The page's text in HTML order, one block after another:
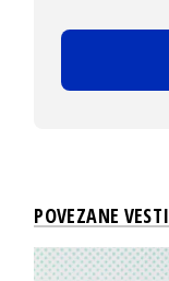
POVEZANE VESTI